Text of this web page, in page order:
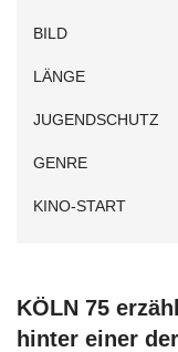
BILD
LÄNGE
JUGENDSCHUTZ
GENRE
KINO-START
KÖLN 75
hinter einer